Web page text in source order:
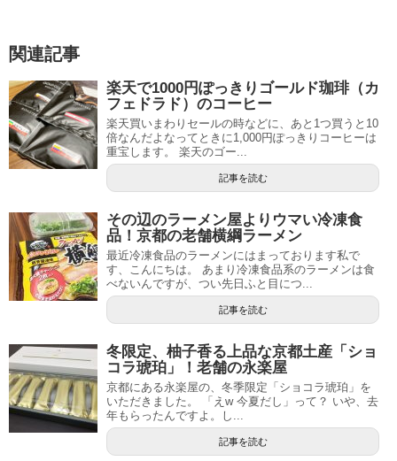
関連記事
楽天で1000円ぽっきりゴールド珈琲（カ
フェドラド）のコーヒー
楽天買いまわりセールの時などに、あと1つ買うと10
倍なんだよなってときに1,000円ぽっきりコーヒーは
重宝します。 楽天のゴー...
記事を読む
その辺のラーメン屋よりウマい冷凍食
品！京都の老舗横綱ラーメン
最近冷凍食品のラーメンにはまっております私で
す、こんにちは。 あまり冷凍食品系のラーメンは食
べないんですが、つい先日ふと目につ...
記事を読む
冬限定、柚子香る上品な京都土産「ショ
コラ琥珀」！老舗の永楽屋
京都にある永楽屋の、冬季限定「ショコラ琥珀」を
いただきました。 「えw 今夏だし」って？ いや、去
年もらったんですよ。し...
記事を読む